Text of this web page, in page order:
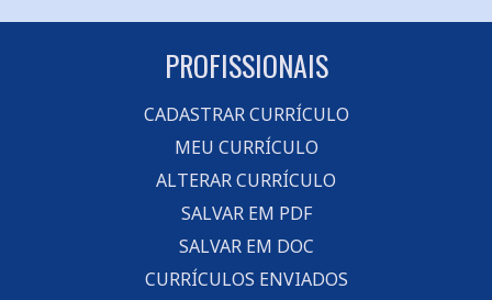
PROFISSIONAIS
CADASTRAR CURRÍCULO
MEU CURRÍCULO
ALTERAR CURRÍCULO
SALVAR EM PDF
SALVAR EM DOC
CURRÍCULOS ENVIADOS